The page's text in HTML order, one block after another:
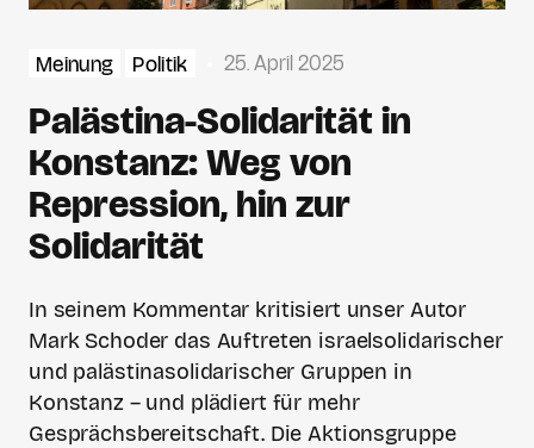
Meinung Politik 25. April 2025
Palästina-Solidarität in
Konstanz: Weg von
Repression, hin zur
Solidarität
In seinem Kommentar kritisiert unser Autor
Mark Schoder das Auftreten israelsolidarischer
und palästinasolidarischer Gruppen in
Konstanz – und plädiert für mehr
Gesprächsbereitschaft. Die Aktionsgruppe